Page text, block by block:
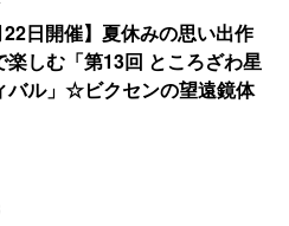
22日開催】夏休みの思い出作
楽しむ「第13回 ところざわ星
バル」☆ビクセンの望遠鏡体